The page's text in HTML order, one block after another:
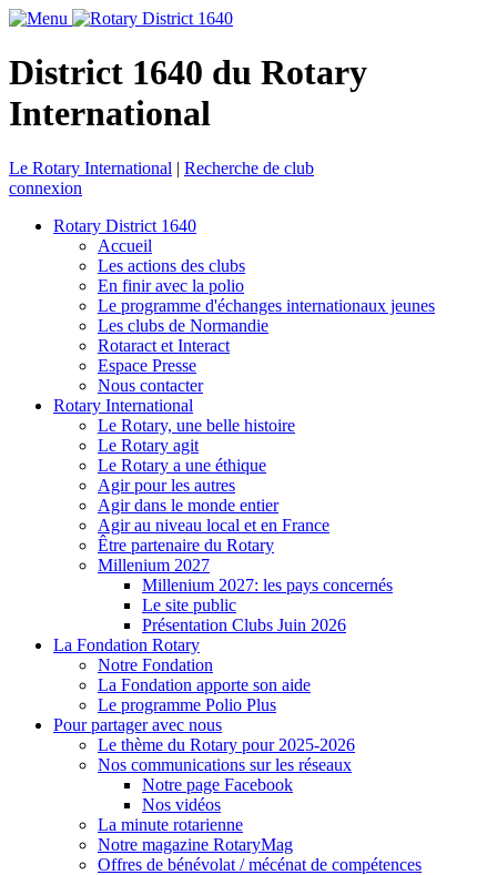
District 1640 du Rotary
International
Le Rotary International | Recherche de club
connexion
Rotary District 1640
Accueil
Les actions des clubs
En finir avec la polio
Le programme d'échanges internationaux jeunes
Les clubs de Normandie
Rotaract et Interact
Espace Presse
Nous contacter
Rotary International
Le Rotary, une belle histoire
Le Rotary agit
Le Rotary a une éthique
Agir pour les autres
Agir dans le monde entier
Agir au niveau local et en France
Être partenaire du Rotary
Millenium 2027
Millenium 2027: les pays concernés
Le site public
Présentation Clubs Juin 2026
La Fondation Rotary
Notre Fondation
La Fondation apporte son aide
Le programme Polio Plus
Pour partager avec nous
Le thème du Rotary pour 2025-2026
Nos communications sur les réseaux
Notre page Facebook
Nos vidéos
La minute rotarienne
Notre magazine RotaryMag
Offres de bénévolat / mécénat de compétences